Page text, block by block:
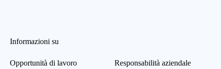
Informazioni su
Opportunità di lavoro Responsabilità aziendale